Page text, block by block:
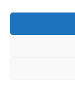
savoir plus sur
commentaires